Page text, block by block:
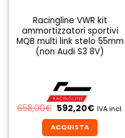
Racingline VWR kit
ammortizzatori sportivi
MQB multi link stelo 55mm
(non Audi S3 8V)
658,00€ Il
prezzo
originale
era:
592,20€Il
attuale
è:
IVA incl.
ACQUISTA